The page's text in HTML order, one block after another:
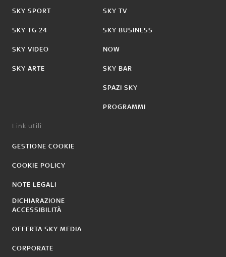
SKY SPORT
SKY TG 24
SKY VIDEO
SKY ARTE
SKY TV
SKY BUSINESS
NOW
SKY BAR
SPAZI SKY
PROGRAMMI
Link utili:
GESTIONE COOKIE
COOKIE POLICY
NOTE LEGALI
DICHIARAZIONE
ACCESSIBILITÀ
OFFERTA SKY MEDIA
CORPORATE